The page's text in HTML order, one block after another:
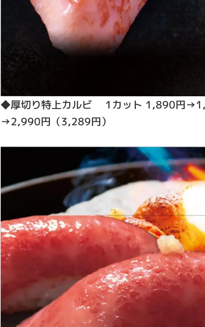
◆厚切り特上カルビ 1カット 1,890円
→2,990円（3,289円）